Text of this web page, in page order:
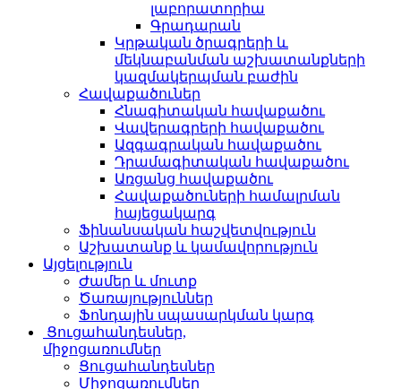
լաբորատորիա
Գրադարան
Կրթական ծրագրերի և
մեկնաբանման աշխատանքների
կազմակերպման բաժին
Հավաքածուներ
Հնագիտական հավաքածու
Վավերագրերի հավաքածու
Ազգագրական հավաքածու
Դրամագիտական հավաքածու
Առցանց հավաքածու
Հավաքածուների համալրման
հայեցակարգ
Ֆինանսական հաշվետվություն
Աշխատանք և կամավորություն
Այցելություն
Ժամեր և մուտք
Ծառայություններ
Ֆոնդային սպասարկման կարգ
Ցուցահանդեսներ,
միջոցառումներ
Ցուցահանդեսներ
Միջոցառումներ